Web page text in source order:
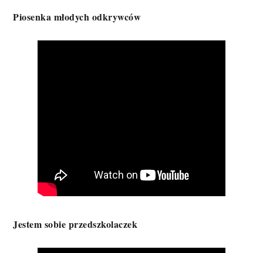
Piosenka młodych odkrywców
Jestem sobie przedszkolaczek